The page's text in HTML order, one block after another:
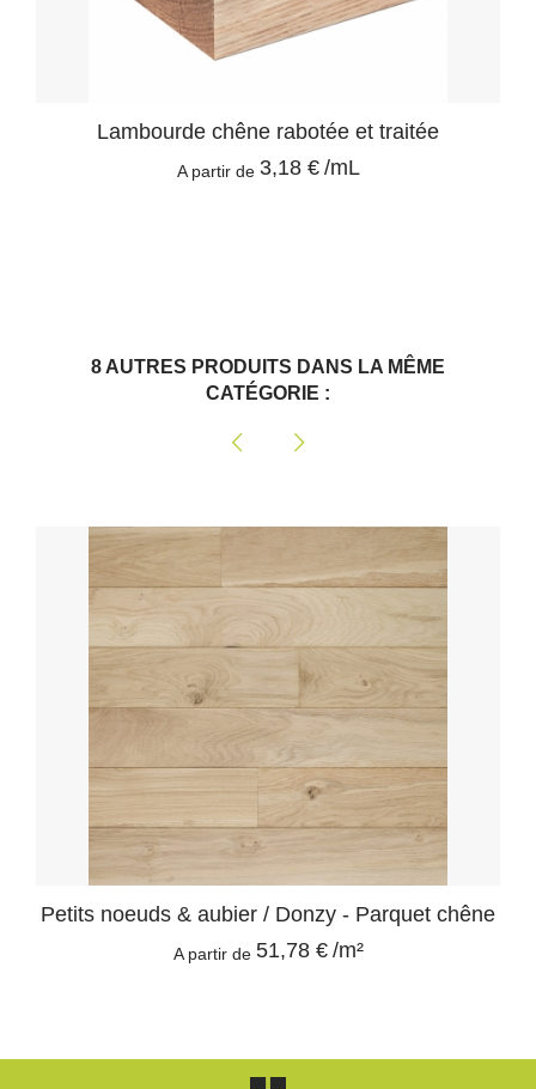
Lambourde chêne rabotée et traitée
A partir de 3,18 € /mL
8 AUTRES PRODUITS DANS LA MÊME
CATÉGORIE :
Petits noeuds & aubier / Donzy - Parquet chêne
A partir de 51,78 € /m²